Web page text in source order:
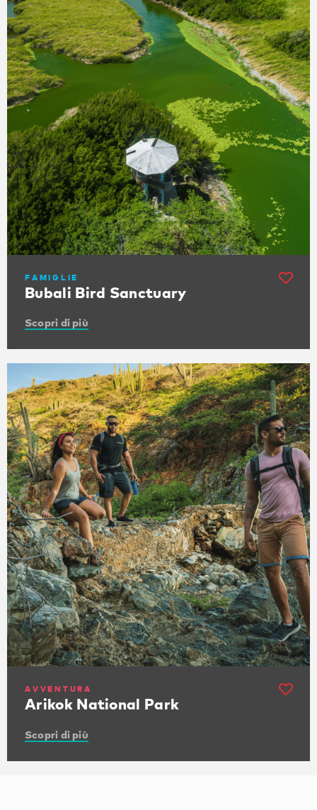
FAMIGLIE
Bubali Bird Sanctuary
Scopri di più
AVVENTURA
Arikok National Park
Scopri di più